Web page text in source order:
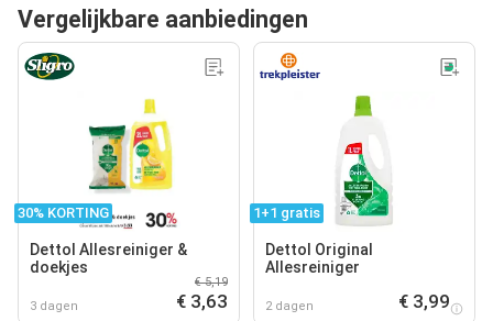
Vergelijkbare aanbiedingen
30% KORTING
Dettol Allesreiniger &
doekjes
3 dagen
€ 5,19
€ 3,63
1+1 gratis
Dettol Original
Allesreiniger
2 dagen € 3,99